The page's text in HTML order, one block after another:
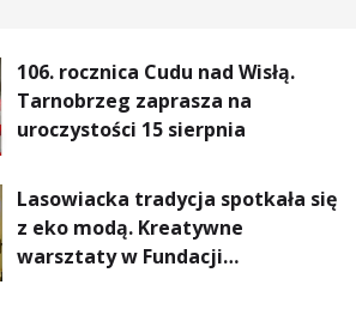
106. rocznica Cudu nad Wisłą.
Tarnobrzeg zaprasza na
uroczystości 15 sierpnia
Lasowiacka tradycja spotkała się
z eko modą. Kreatywne
warsztaty w Fundacji